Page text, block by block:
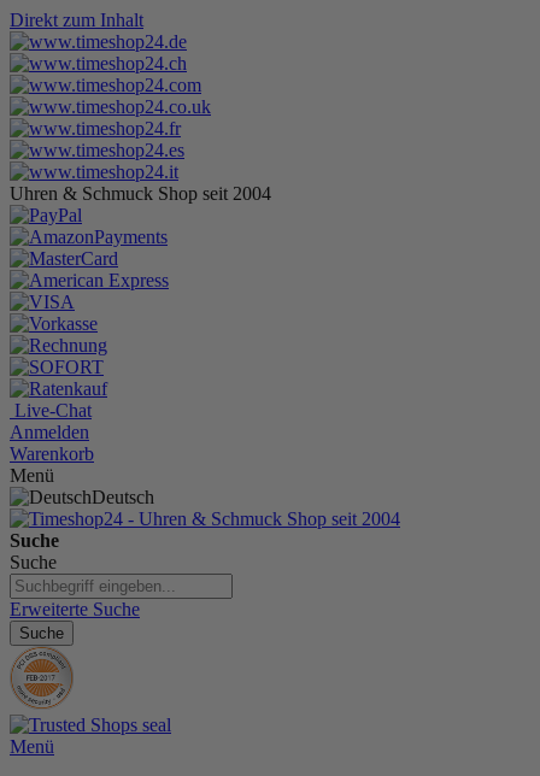
Direkt zum Inhalt
Uhren & Schmuck Shop seit 2004
Live-Chat
Anmelden
Warenkorb
Menü
Deutsch
Suche
Suche
Erweiterte Suche
Suche
Menü